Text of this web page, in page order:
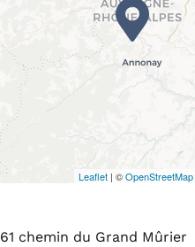
Leaflet | ©OpenStreetMap
61 chemin du Grand Mûrier